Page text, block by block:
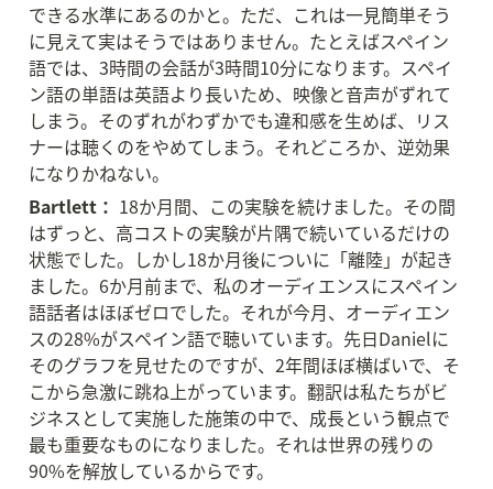
できる水準にあるのかと。ただ、これは一見簡単そう
に見えて実はそうではありません。たとえばスペイン
語では、3時間の会話が3時間10分になります。スペイ
ン語の単語は英語より長いため、映像と音声がずれて
しまう。そのずれがわずかでも違和感を生めば、リス
ナーは聴くのをやめてしまう。それどころか、逆効果
になりかねない。
Bartlett： 18か月間、この実験を続けました。その間
はずっと、高コストの実験が片隅で続いているだけの
状態でした。しかし18か月後についに「離陸」が起き
ました。6か月前まで、私のオーディエンスにスペイン
語話者はほぼゼロでした。それが今月、オーディエン
スの28%がスペイン語で聴いています。先日Danielに
そのグラフを見せたのですが、2年間ほぼ横ばいで、そ
こから急激に跳ね上がっています。翻訳は私たちがビ
ジネスとして実施した施策の中で、成長という観点で
最も重要なものになりました。それは世界の残りの
90%を解放しているからです。